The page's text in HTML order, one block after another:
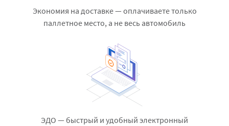
Экономия на доставке — оплачиваете только
паллетное место, а не весь автомобиль
ЭДО — быстрый и удобный электронный